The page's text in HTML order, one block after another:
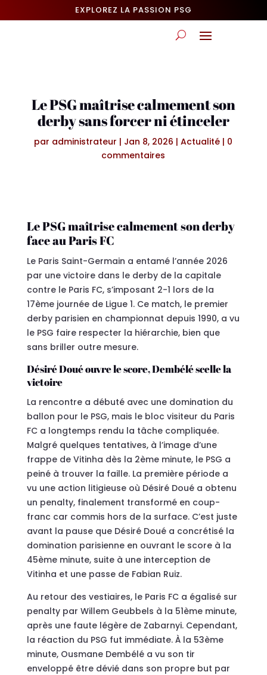
EXPLOREZ LA PASSION PSG
Le PSG maîtrise calmement son
derby sans forcer ni étinceler
par administrateur | Jan 8, 2026 |Actualité | 0
commentaires
Le PSG maîtrise calmement son derby
face au Paris FC
Le Paris Saint-Germain a entamé l’année 2026
par une victoire dans le derby de la capitale
contre le Paris FC, s’imposant 2-1 lors de la
17ème journée de Ligue 1. Ce match, le premier
derby parisien en championnat depuis 1990, a vu
le PSG faire respecter la hiérarchie, bien que
sans briller outre mesure.
Désiré Doué ouvre le score, Dembélé scelle la
victoire
La rencontre a débuté avec une domination du
ballon pour le PSG, mais le bloc visiteur du Paris
FC a longtemps rendu la tâche compliquée.
Malgré quelques tentatives, à l’image d’une
frappe de Vitinha dès la 2ème minute, le PSG a
peiné à trouver la faille. La première période a
vu une action litigieuse où Désiré Doué a obtenu
un penalty, finalement transformé en coup-
franc car commis hors de la surface. C’est juste
avant la pause que Désiré Doué a concrétisé la
domination parisienne en ouvrant le score à la
45ème minute, suite à une interception de
Vitinha et une passe de Fabian Ruiz.
Au retour des vestiaires, le Paris FC a égalisé sur
penalty par Willem Geubbels à la 51ème minute,
après une faute légère de Zabarnyi. Cependant,
la réaction du PSG fut immédiate. À la 53ème
minute, Ousmane Dembélé a vu son tir
enveloppé être dévié dans son propre but par